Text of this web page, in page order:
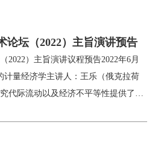
日）8:20-12:00会议形式：线上腾讯会
概览及分论坛信息第三届城市与发
年11月5日2022年11月6日分论坛讨
论坛（2022）主旨演讲预告
2022）主旨演讲议程预告2022年6月
计量经济学主讲人：王乐（俄克拉荷
代际流动以及经济不平等性提供了一
无论是政策制定还是学术研究中都引